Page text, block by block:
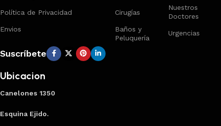
Política de Privacidad
Envios
Cirugías
Baños y
Peluquería
Nuestros
Doctores
Urgencias
Suscríbete
Ubicacion
Canelones 1350
Esquina Ejido.